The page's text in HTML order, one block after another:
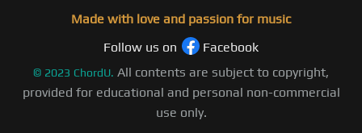
Made with love and passion for music
Follow us on
Facebook
© 2023 ChordU. All contents are subject to copyright,
provided for educational and personal non-commercial
use only.